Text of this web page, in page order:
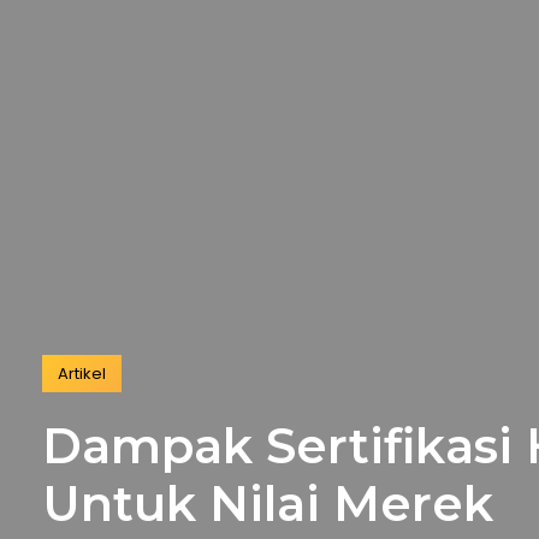
Artikel
Dampak Sertifikasi
Untuk Nilai Merek